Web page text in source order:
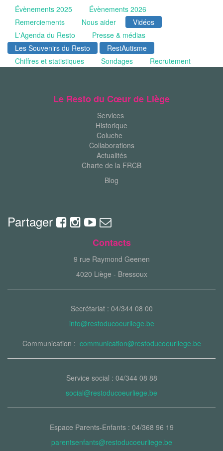
Évènements 2025
Évènements 2026
Remerciements
Nous aider
Vidéos
L'Agenda du Resto
Presse & médias
Les Souvenirs du Resto
RestAutisme
Chiffres et statistiques
Sondages Recrutement
Le Resto du Cœur de Liège
Services
Historique
Coluche
Collaborations
Actualités
Charte de la FRCB
Blog
Partager
Contacts
9 rue Raymond Geenen
4020 Liège - Bressoux
Secrétariat : 04/344 08 00
info@restoducoeurliege.be
Communication : communication@restoducoeurliege.be
Service social : 04/344 08 88
social@restoducoeurliege.be
Espace Parents-Enfants : 04/368 96 19
parentsenfants@restoducoeurliege.be